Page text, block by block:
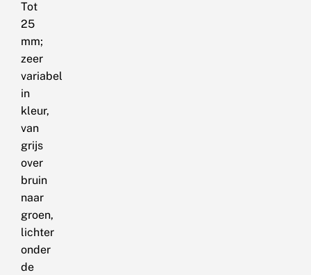
Tot
25
mm;
zeer
variabel
in
kleur,
van
grijs
over
bruin
naar
groen,
lichter
onder
de